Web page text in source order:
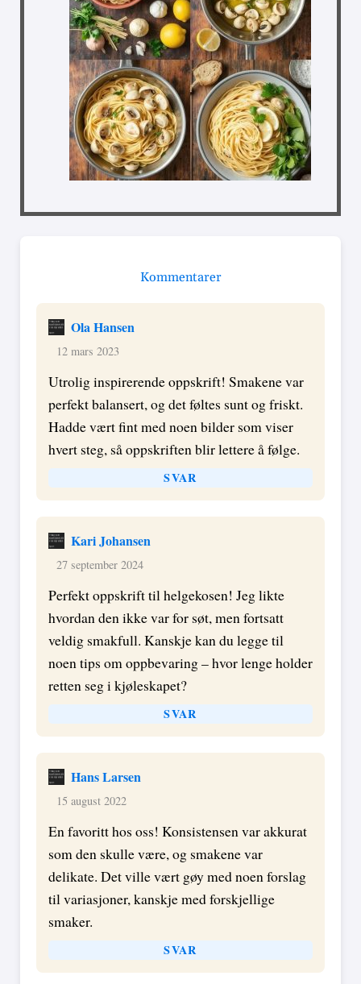
Kommentarer
Ola Hansen
12 mars 2023
Utrolig inspirerende oppskrift! Smakene var
perfekt balansert, og det føltes sunt og friskt.
Hadde vært fint med noen bilder som viser
hvert steg, så oppskriften blir lettere å følge.
SVAR
Kari Johansen
27 september 2024
Perfekt oppskrift til helgekosen! Jeg likte
hvordan den ikke var for søt, men fortsatt
veldig smakfull. Kanskje kan du legge til
noen tips om oppbevaring – hvor lenge holder
retten seg i kjøleskapet?
SVAR
Hans Larsen
15 august 2022
En favoritt hos oss! Konsistensen var akkurat
som den skulle være, og smakene var
delikate. Det ville vært gøy med noen forslag
til variasjoner, kanskje med forskjellige
smaker.
SVAR